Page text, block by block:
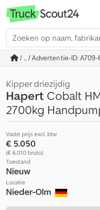
/ ... / Advertentie-ID:
Kipper driezijdig
Hapert Cobalt
2700kg
Vaste prijs excl. btw
€ 5.050
(€ 6.010 bruto)
Toestand
Nieuw
Locatie
Nieder-Olm